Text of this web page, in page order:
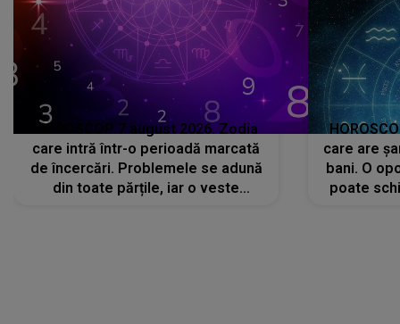
HOROSCOP 7 august 2026. Zodia
care intră într-o perioadă marcată
de încercări. Problemele se adună
din toate părțile, iar o veste
care are
bani. O
poate